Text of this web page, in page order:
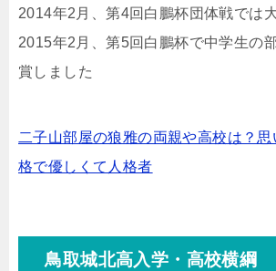
2014年2月、第4回白鵬杯団体戦では
2015年2月、第5回白鵬杯で中学生の
賞しました
二子山部屋の狼雅の両親や高校は？
格で優しくて人格者
鳥取城北高入学・高校横綱